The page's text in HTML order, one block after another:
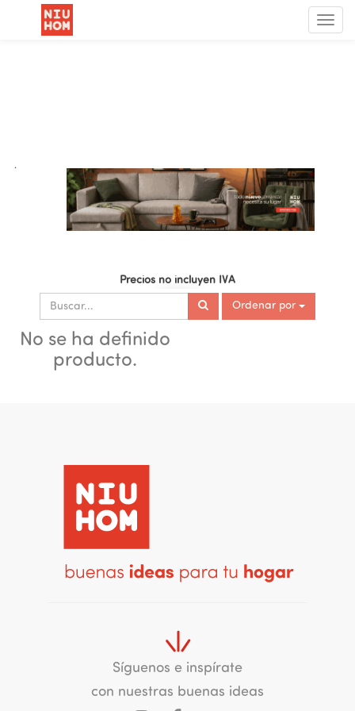
Menú
de
.
Precios no incluyen IVA
Ordenar por
No se ha definido
producto.
Síguenos e inspírate
con nuestras buenas ideas